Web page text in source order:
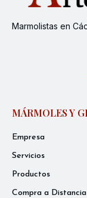
Marmolistas en
MÁRMOLES Y
Empresa
Servicios
Productos
Compra a Distancia